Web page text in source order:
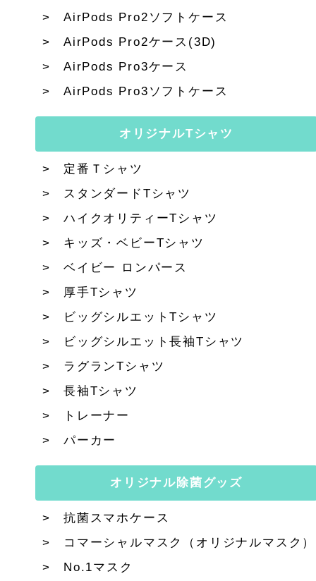
AirPods Pro2ソフトケース
AirPods Pro2ケース(3D)
AirPods Pro3ケース
AirPods Pro3ソフトケース
オリジナルTシャツ
定番Ｔシャツ
スタンダードTシャツ
ハイクオリティーTシャツ
キッズ・ベビーTシャツ
ベイビー ロンパース
厚手Tシャツ
ビッグシルエットTシャツ
ビッグシルエット長袖Tシャツ
ラグランTシャツ
長袖Tシャツ
トレーナー
パーカー
オリジナル除菌グッズ
抗菌スマホケース
コマーシャルマスク（オリジナルマスク）
No.1マスク